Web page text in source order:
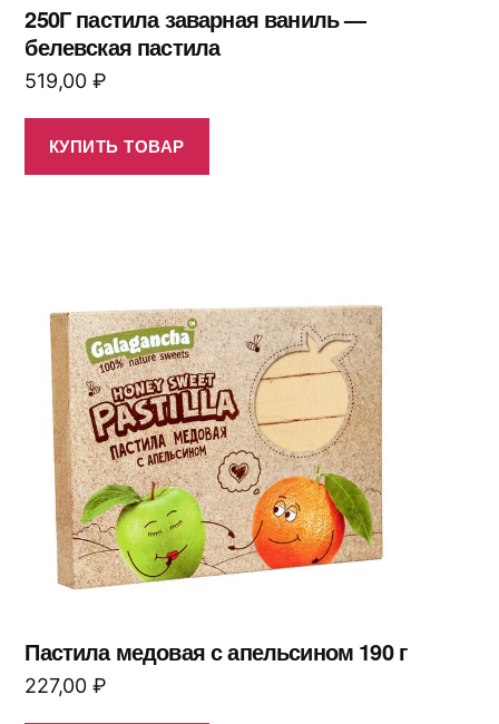
250Г пастила заварная ваниль —
белевская пастила
519,00 ₽
КУПИТЬ ТОВАР
Пастила медовая с апельсином 190 г
227,00 ₽